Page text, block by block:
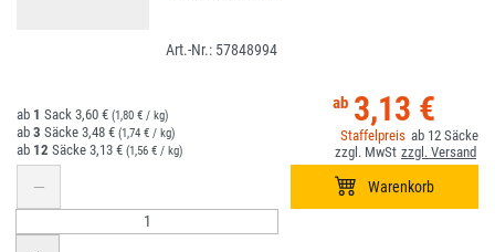
57848994
3,13 €
12
1 3,60 € (1,80 € / kg)
3 3,48 € (1,74 € / kg)
12 3,13 € (1,56 € / kg)